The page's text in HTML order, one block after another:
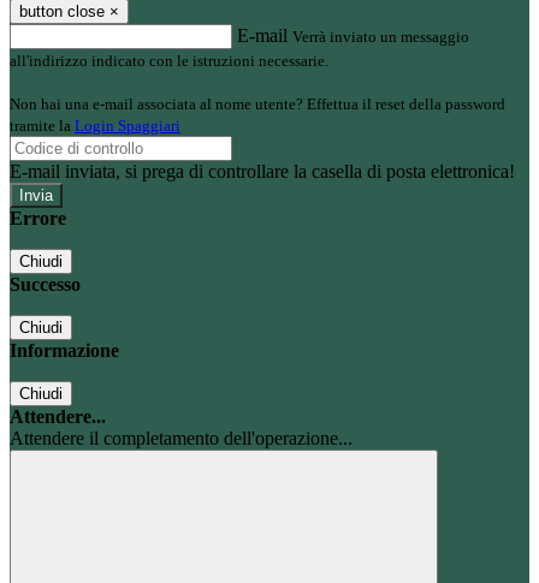
button close ×
E-mail Verrà inviato un messaggio
all'indirizzo indicato con le istruzioni necessarie.
Non hai una e-mail associata al nome utente? Effettua il reset della password
tramite la Login Spaggiari
E-mail inviata, si prega di controllare la casella di posta elettronica!
Errore
Chiudi
Successo
Chiudi
Informazione
Chiudi
Attendere...
Attendere il completamento dell'operazione...